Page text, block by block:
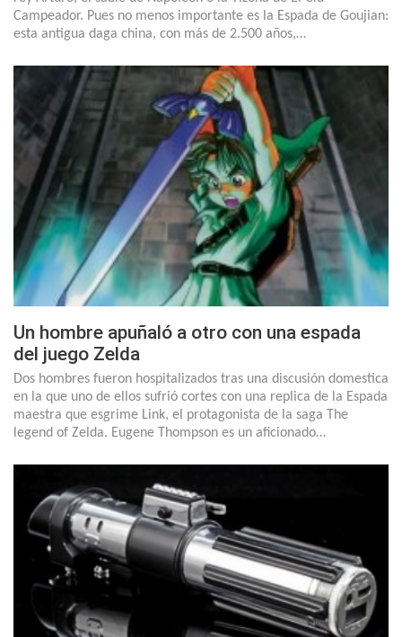
Campeador. Pues no menos importante es la Espada de Goujian:
esta antigua daga china, con más de 2.500 años,…
Un hombre apuñaló a otro con una espada
del juego Zelda
Dos hombres fueron hospitalizados tras una discusión domestica
en la que uno de ellos sufrió cortes con una replica de la Espada
maestra que esgrime Link, el protagonista de la saga The
legend of Zelda. Eugene Thompson es un aficionado…